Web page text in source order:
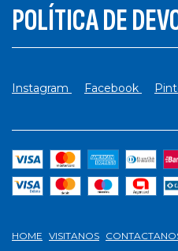
POLÍTICA DE
Instagram Facebook
HOME VISITANOS